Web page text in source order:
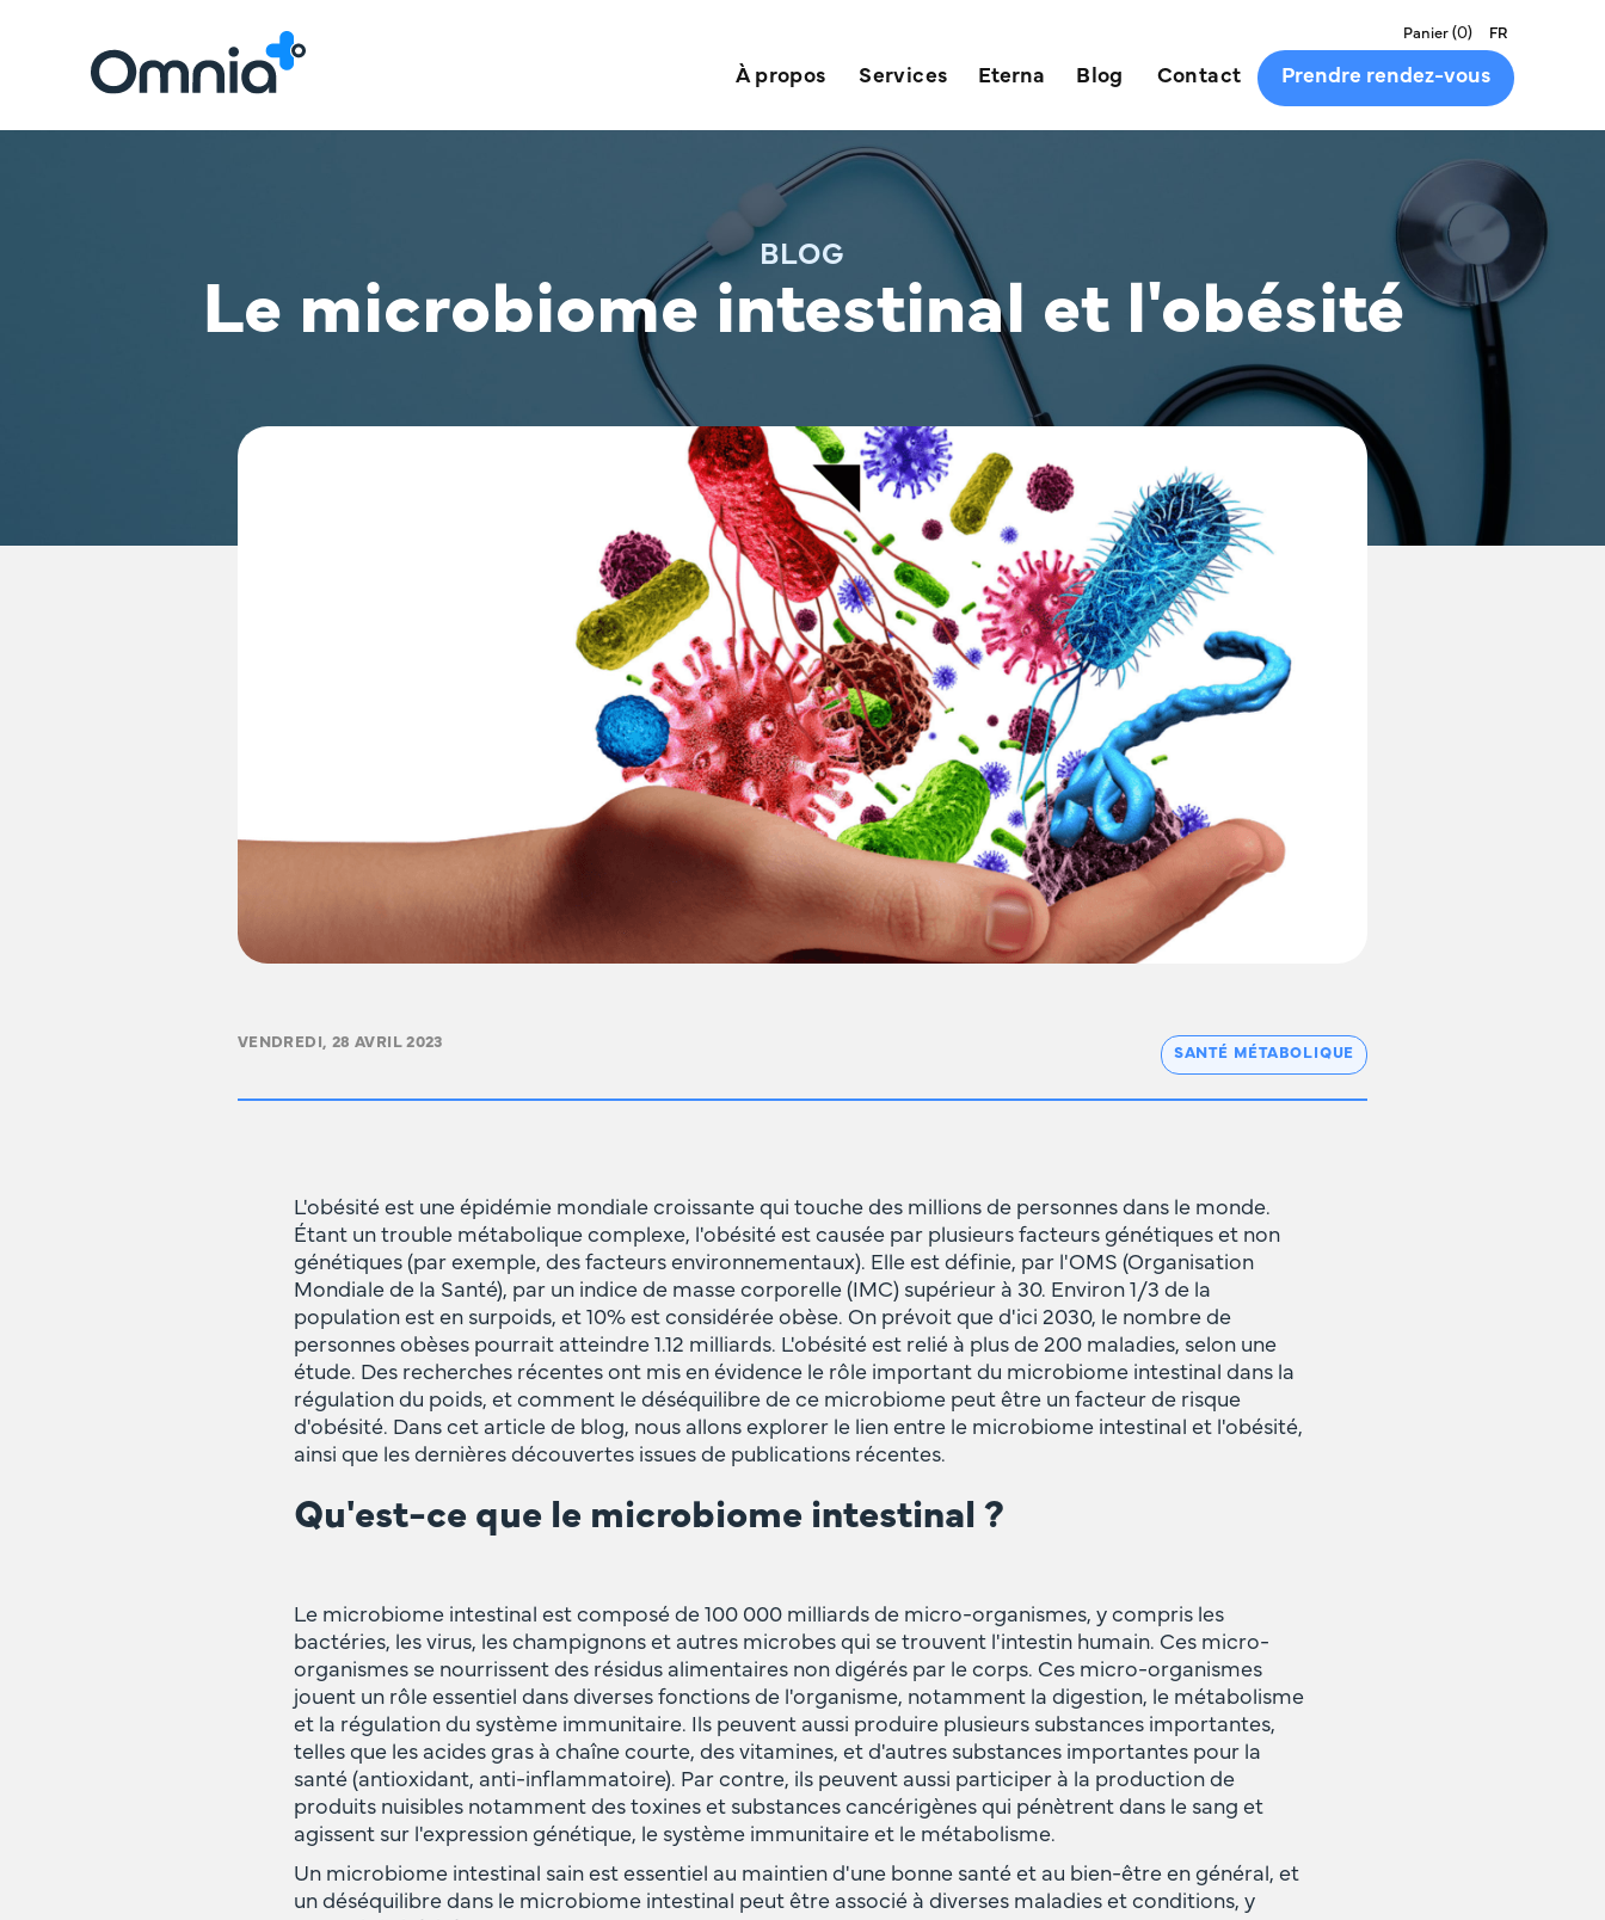
Panier (0) FR
À propos Services Eterna Blog Contact Prendre rendez-vous
BLOG
Le microbiome intestinal et l'obésité
VENDREDI, 28 AVRIL 2023
SANTÉ MÉTABOLIQUE
L'obésité est une épidémie mondiale croissante qui touche des millions de personnes dans le monde.
Étant un trouble métabolique complexe, l'obésité est causée par plusieurs facteurs génétiques et non
génétiques (par exemple, des facteurs environnementaux). Elle est définie, par l'OMS (Organisation
Mondiale de la Santé), par un indice de masse corporelle (IMC) supérieur à 30. Environ 1/3 de la
population est en surpoids, et 10% est considérée obèse. On prévoit que d'ici 2030, le nombre de
personnes obèses pourrait atteindre 1.12 milliards. L'obésité est relié à plus de 200 maladies, selon une
étude. Des recherches récentes ont mis en évidence le rôle important du microbiome intestinal dans la
régulation du poids, et comment le déséquilibre de ce microbiome peut être un facteur de risque
d'obésité. Dans cet article de blog, nous allons explorer le lien entre le microbiome intestinal et l'obésité,
ainsi que les dernières découvertes issues de publications récentes.
Qu'est-ce que le microbiome intestinal ?
Le microbiome intestinal est composé de 100 000 milliards de micro-organismes, y compris les
bactéries, les virus, les champignons et autres microbes qui se trouvent l'intestin humain. Ces micro-
organismes se nourrissent des résidus alimentaires non digérés par le corps. Ces micro-organismes
jouent un rôle essentiel dans diverses fonctions de l'organisme, notamment la digestion, le métabolisme
et la régulation du système immunitaire. Ils peuvent aussi produire plusieurs substances importantes,
telles que les acides gras à chaîne courte, des vitamines, et d'autres substances importantes pour la
santé (antioxidant, anti-inflammatoire). Par contre, ils peuvent aussi participer à la production de
produits nuisibles notamment des toxines et substances cancérigènes qui pénètrent dans le sang et
agissent sur l'expression génétique, le système immunitaire et le métabolisme.
Un microbiome intestinal sain est essentiel au maintien d'une bonne santé et au bien-être en général, et
un déséquilibre dans le microbiome intestinal peut être associé à diverses maladies et conditions, y